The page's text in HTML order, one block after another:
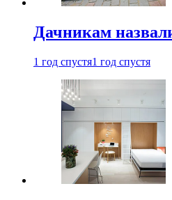
Дачникам
1 год спустя1 год спустя